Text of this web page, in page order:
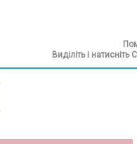
Виділіть і